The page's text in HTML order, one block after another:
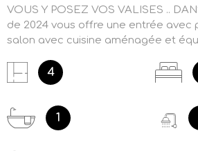
VOUS Y POSEZ VOS VALISES ..
de 2024 vous offre une entrée avec
salon avec cuisine aménagée et
d'eau et un wc. A l'étage: un palier
deux chambres dont une avec
attenant Jardin arboré avec abri de
une surface de 585 m²
4
1